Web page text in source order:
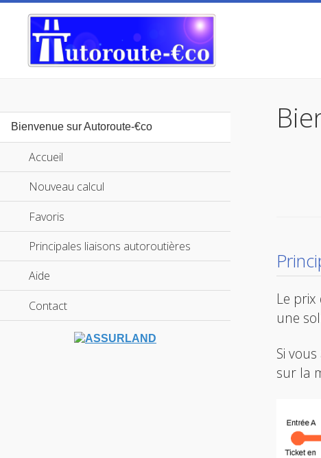
Bienvenue sur Autoroute-€co
Accueil
Nouveau calcul
Favoris
Principales liaisons autoroutières
Aide
Contact
Le
une
Si
sur la